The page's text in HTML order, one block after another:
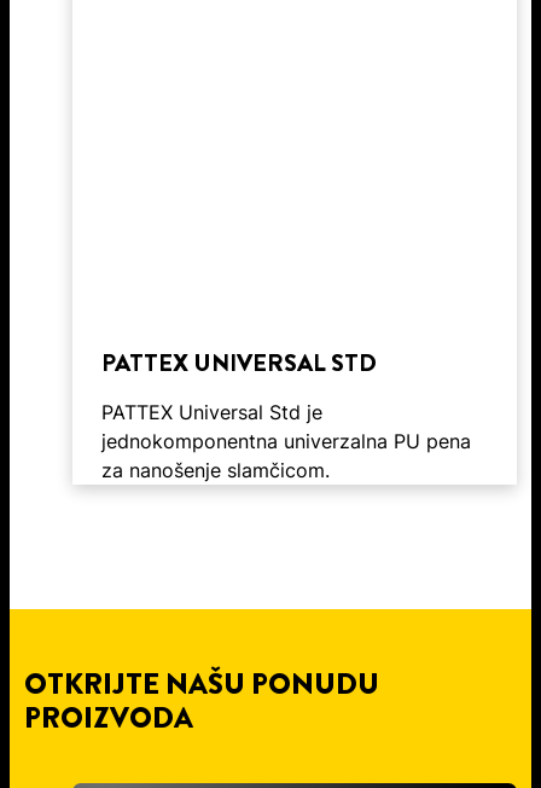
PATTEX UNIVERSAL STD
PATTEX Universal Std je
jednokomponentna univerzalna PU pena
za nanošenje slamčicom.
OTKRIJTE NAŠU PONUDU
PROIZVODA